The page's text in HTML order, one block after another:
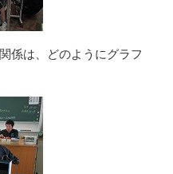
係は、どのようにグラフ